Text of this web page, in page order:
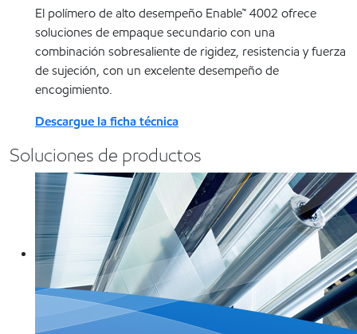
El polímero de alto desempeño Enable™ 4002 ofrece
soluciones de empaque secundario con una
combinación sobresaliente de rigidez, resistencia y fuerza
de sujeción, con un excelente desempeño de
encogimiento.
Descargue la ficha técnica
Soluciones de productos